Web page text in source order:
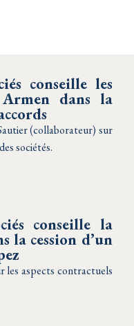
conseille les
dans la
(collaborateur) sur
sociétés.
conseille la
la cession d’un
les aspects contractuels